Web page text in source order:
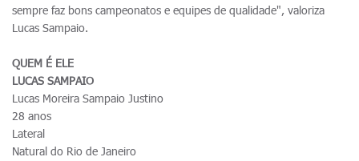
sempre faz bons campeonatos e equipes de qualidade", valoriza
Lucas Sampaio.
QUEM É ELE
LUCAS SAMPAIO
Lucas Moreira Sampaio Justino
28 anos
Lateral
Natural do Rio de Janeiro